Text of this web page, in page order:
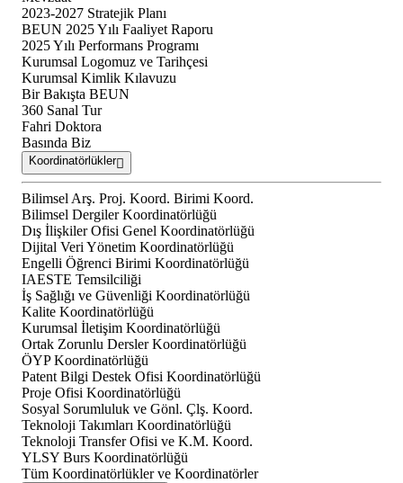
2023-2027 Stratejik Planı
BEUN 2025 Yılı Faaliyet Raporu
2025 Yılı Performans Programı
Kurumsal Logomuz ve Tarihçesi
Kurumsal Kimlik Kılavuzu
Bir Bakışta BEUN
360 Sanal Tur
Fahri Doktora
Basında Biz
Koordinatörlükler
Bilimsel Arş. Proj. Koord. Birimi Koord.
Bilimsel Dergiler Koordinatörlüğü
Dış İlişkiler Ofisi Genel Koordinatörlüğü
Dijital Veri Yönetim Koordinatörlüğü
Engelli Öğrenci Birimi Koordinatörlüğü
IAESTE Temsilciliği
İş Sağlığı ve Güvenliği Koordinatörlüğü
Kalite Koordinatörlüğü
Kurumsal İletişim Koordinatörlüğü
Ortak Zorunlu Dersler Koordinatörlüğü
ÖYP Koordinatörlüğü
Patent Bilgi Destek Ofisi Koordinatörlüğü
Proje Ofisi Koordinatörlüğü
Sosyal Sorumluluk ve Gönl. Çlş. Koord.
Teknoloji Takımları Koordinatörlüğü
Teknoloji Transfer Ofisi ve K.M. Koord.
YLSY Burs Koordinatörlüğü
Tüm Koordinatörlükler ve Koordinatörler